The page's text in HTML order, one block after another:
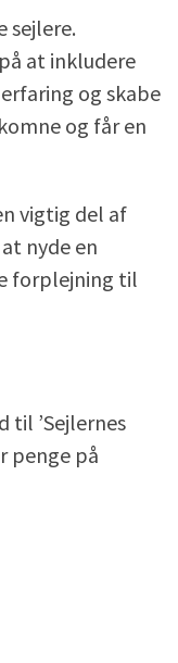
sejlere.
at inkludere
og skabe
og får en
vigtig del af
nyde en
forplejning til
til ’Sejlernes
penge på